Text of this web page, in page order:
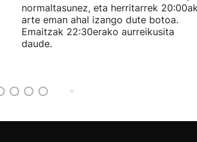
normaltasunez, eta herritarrek
arte eman ahal izango dute botoa.
Emaitzak 22:30erako aurreikusita
daude.